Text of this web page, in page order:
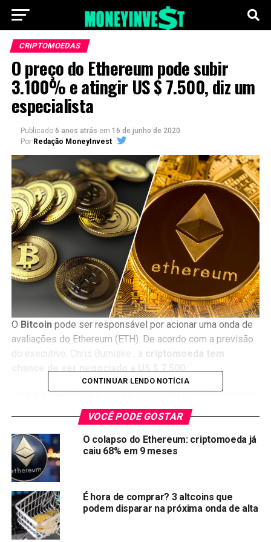
CRIPTOMOEDAS
O preço do Ethereum pode subir
3.100% e atingir US $ 7.500, diz um
especialista
Publicado 6 anos atrás em 16 de junho de 2020
Por Redação MoneyInvest
O Bitcoin pode ser responsável por acionar uma onda de
avaliações do Ethereum (ETH). De acordo com a previsão
do executivo, Chris Burniske , a criptomoeda tem
chance de ser negociado a US $ 7.500.
Para o especialista e parceiro do PlaceHolder Investment
Fund, se o preço do Bitcoin for de US $ 50.000,
Ethereum valerá automaticamente US $ 7.500
No entanto,
para atingir esses valores, a capitalização
do Bitcoin deve atingir US $ 1 trilhão no mercado, o
que também levará a um aumento no preço do
Ethereum.
A previsão do especialista Chris Burniske é baseada em
uma valorização das criptomoedas BTC e ETH devido ao
CONTINUAR LENDO NOTÍCIA
VOCÊ PODE GOSTAR
O colapso do Ethereum: criptomoeda já
caiu 68% em 9 meses
É hora de comprar? 3 altcoins que
podem disparar na próxima onda de alta